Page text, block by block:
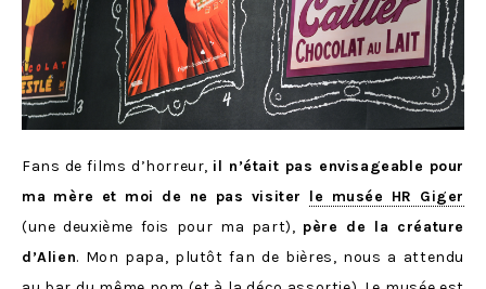
Fans de films d’horreur, il n’était pas envisageable pour
ma mère et moi de ne pas visiter le musée HR Giger
(une deuxième fois pour ma part), père de la créature
d’Alien. Mon papa, plutôt fan de bières, nous a attendu